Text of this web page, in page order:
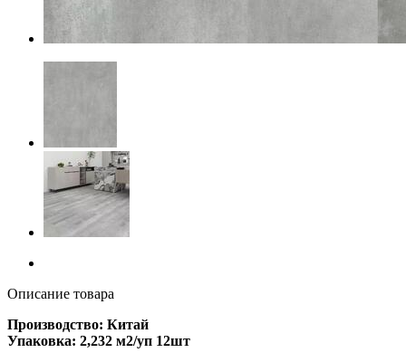
Описание товара
Производство: Китай
Упаковка: 2,232 м2/уп 12шт